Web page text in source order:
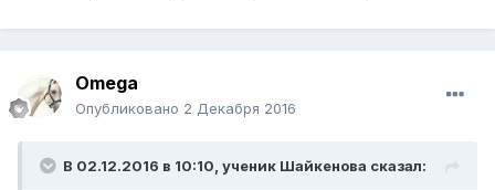
Omega
Опубликовано 2 Декабря 2016
В 02.12.2016 в 10:10, ученик Шайкенова сказал: